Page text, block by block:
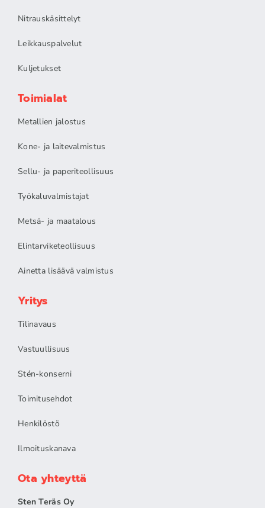
Nitrauskäsittelyt
Leikkauspalvelut
Kuljetukset
Toimialat
Metallien jalostus
Kone- ja laitevalmistus
Sellu- ja paperiteollisuus
Työkaluvalmistajat
Metsä- ja maatalous
Elintarviketeollisuus
Ainetta lisäävä valmistus
Yritys
Tilinavaus
Vastuullisuus
Stén-konserni
Toimitusehdot
Henkilöstö
Ilmoituskanava
Ota yhteyttä
Sten Teräs Oy